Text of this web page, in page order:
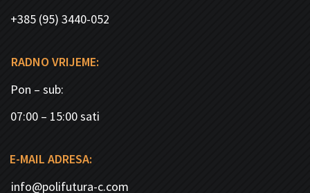
+385 (95) 3440-052
RADNO VRIJEME:
Pon – sub:
07:00 – 15:00 sati
E-MAIL ADRESA:
info@polifutura-c.com